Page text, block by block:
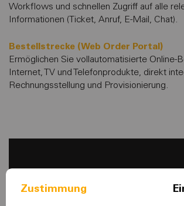
Zustimmung
Workflows und schnellen Zugriff auf alle
Informationen (Ticket, Anruf, E-Mail, Chat).
Bestellstrecke (Web Order Portal)
Ermöglichen Sie vollautomatisierte Online-
Internet, TV und Telefonprodukte, direkt
Rechnungsstellung und Provisionierung.
Wiedergaben von eingebetteten